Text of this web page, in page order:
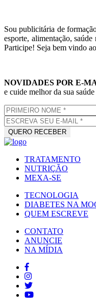
Sou publicitária de
esporte, alimentação,
Participe! Seja bem vindo
NOVIDADES POR E-
e cuide melhor da sua saúde
TRATAMENTO
NUTRIÇÃO
MEXA-SE
TECNOLOGIA
DIABETES NA
QUEM ESCREVE
CONTATO
ANUNCIE
NA MÍDIA